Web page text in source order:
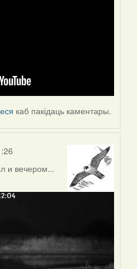
каб пакідаць каментары.
и вечером...